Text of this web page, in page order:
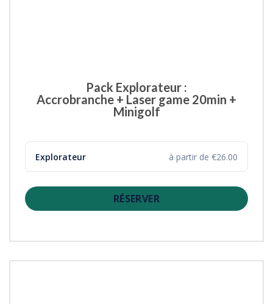
Pack Explorateur :
Accrobranche + Laser game 20min +
Minigolf
Explorateur à partir de €26.00
RÉSERVER